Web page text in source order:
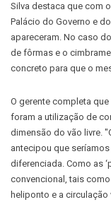
Silva destaca que com
Palácio do Governo e
apareceram. No caso
de fôrmas e o
concreto para que o
O gerente completa
foram a utilização de
dimensão do vão livre.
antecipou que
diferenciada. Como as
convencional, tais
heliponto e a